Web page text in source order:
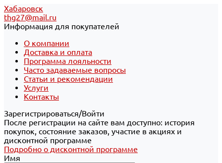
Хабаровск
thg27@mail.ru
Информация для покупателей
О компании
Доставка и оплата
Программа лояльности
Часто задаваемые вопросы
Статьи и рекомендации
Услуги
Контакты
Зарегистрироваться/Войти
После регистрации на сайте вам доступно: история
покупок, состояние заказов, участие в акциях и
дисконтной программе
Подробно о дисконтной программе
Имя